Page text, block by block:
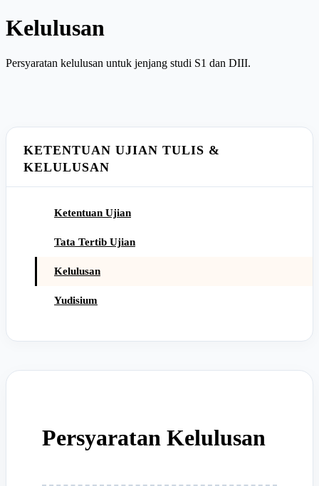
Kelulusan
Persyaratan kelulusan untuk jenjang studi S1 dan DIII.
KETENTUAN UJIAN TULIS &
KELULUSAN
Ketentuan Ujian
Tata Tertib Ujian
Kelulusan
Yudisium
Persyaratan Kelulusan